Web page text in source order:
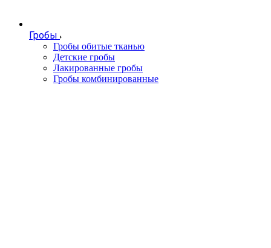
Гробы
Гробы обитые тканью
Детские гробы
Лакированные гробы
Гробы комбинированные